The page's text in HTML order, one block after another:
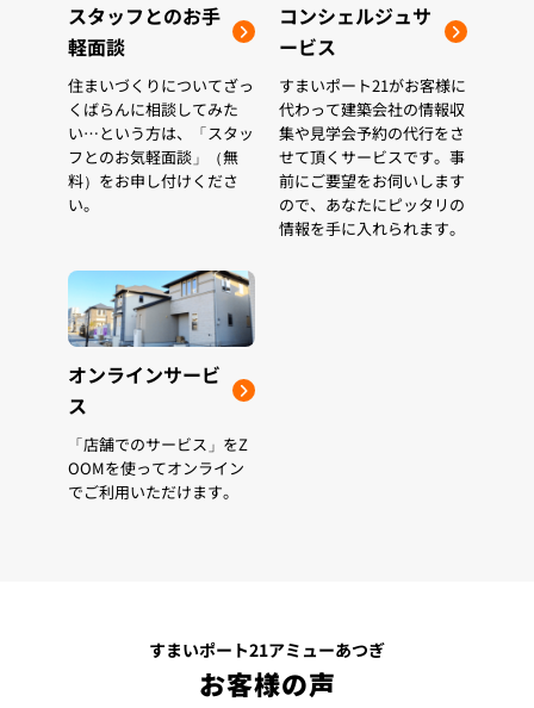
スタッフとのお手
軽面談
住まいづくりについてざっ
くばらんに相談してみた
い…という方は、「スタッ
フとのお気軽面談」（無
料）をお申し付けくださ
い。
コンシェルジュサ
ービス
すまいポート21がお客様に
代わって建築会社の情報収
集や見学会予約の代行をさ
せて頂くサービスです。事
前にご要望をお伺いします
ので、あなたにピッタリの
情報を手に入れられます。
オンラインサービ
ス
「店舗でのサービス」をZ
OOMを使ってオンライン
でご利用いただけます。
すまいポート21アミューあつぎ
お客様の声